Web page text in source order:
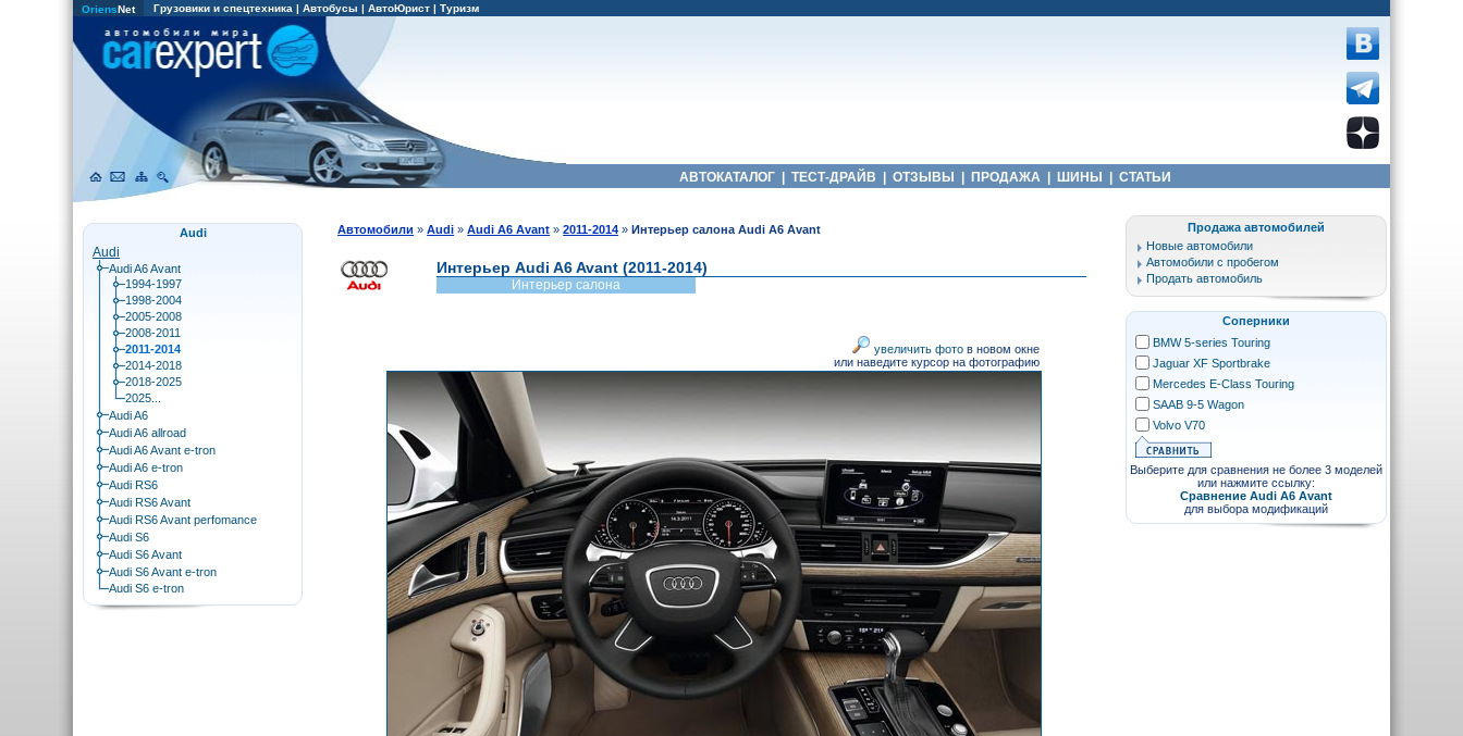
OriensNet Грузовики и спецтехника | Автобусы | АвтоЮрист | Туризм
АВТОКАТАЛОГ ТЕСТ-ДРАЙВ ОТЗЫВЫ ПРОДАЖА ШИНЫ СТАТЬИ
Автомобили »Audi »Audi A6 Avant »2011-2014 »Интерьер салона Audi A6 Avant
Интерьер Audi A6 Avant (2011-2014)
Интерьер салона
увеличить фотов новом окне
или наведите курсор на фотографию
Audi
Audi
Audi A6 Avant
1994-1997
1998-2004
2005-2008
2008-2011
2011-2014
2014-2018
2018-2025
2025...
Audi A6
Audi A6 allroad
Audi A6 Avant e-tron
Audi A6 e-tron
Audi RS6
Audi RS6 Avant
Audi RS6 Avant perfomance
Audi S6
Audi S6 Avant
Audi S6 Avant e-tron
Audi S6 e-tron
Продажа автомобилей
Новые автомобили
Автомобили с пробегом
Продать автомобиль
Соперники
BMW 5-series Touring
Jaguar XF Sportbrake
Mercedes E-Class Touring
SAAB 9-5 Wagon
Volvo V70
Выберите для сравнения не более 3 моделей
или нажмите ссылку:
Сравнение Audi A6 Avant
для выбора модификаций